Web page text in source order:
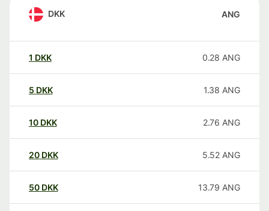
DKK ANG
1 DKK 0.28 ANG
5 DKK 1.38 ANG
10 DKK 2.76 ANG
20 DKK 5.52 ANG
50 DKK 13.79 ANG